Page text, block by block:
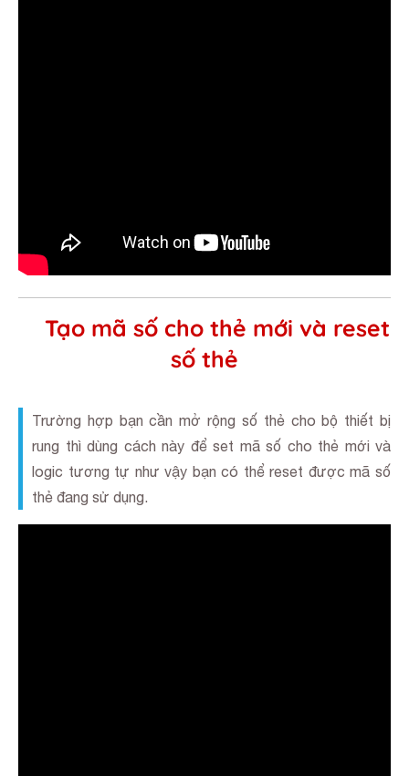
Tạo mã số cho thẻ mới và reset
số thẻ
Trường hợp bạn cần mở rộng số thẻ cho bộ thiết bị
rung thì dùng cách này để set mã số cho thẻ mới và
logic tương tự như vậy bạn có thể reset được mã số
thẻ đang sử dụng.